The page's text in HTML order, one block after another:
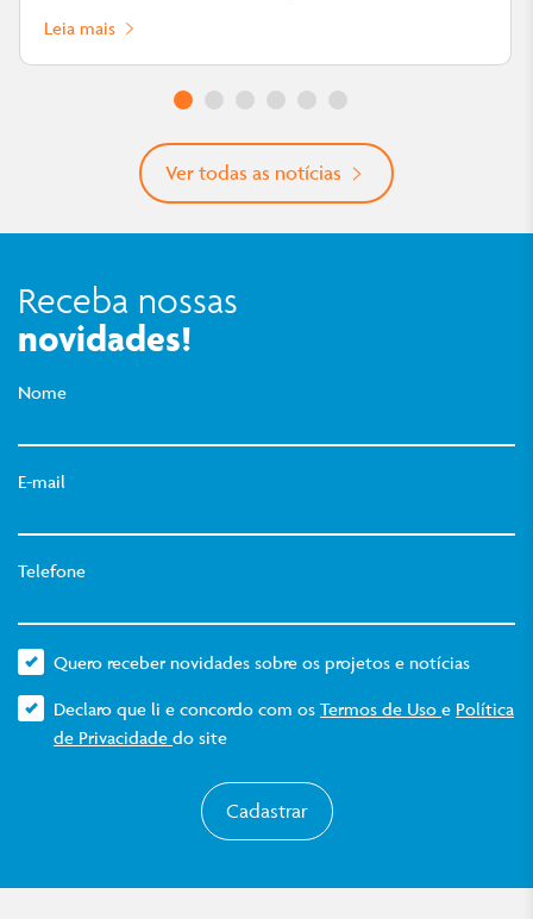
Leia mais
Ver todas as notícias
Receba nossas
novidades!
Nome
E-mail
Telefone
Quero receber novidades sobre os projetos e notícias
Declaro que li e concordo com os Termos de Uso e Política
de Privacidade do site
Cadastrar